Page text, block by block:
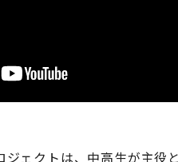
ェクトは、中高生が主役